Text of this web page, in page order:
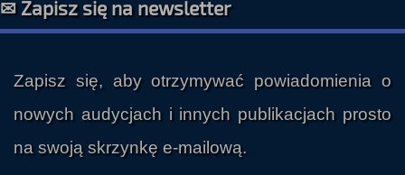
✉ Zapisz się na newsletter
Zapisz się, aby otrzymywać powiadomienia o
nowych audycjach i innych publikacjach prosto
na swoją skrzynkę e-mailową.